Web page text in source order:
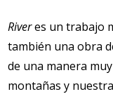
Riveres un trabajo
también una obra
de una manera
montañas y